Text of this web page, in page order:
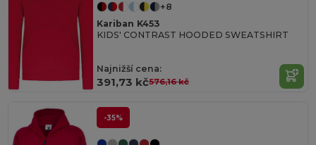
+8
Kariban K453
KIDS' CONTRAST HOODED SWEATSHIRT
Najnižší cena:
391,73 kč576,16 kč
-35%